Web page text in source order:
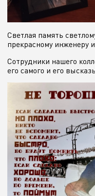
Светлая память
прекрасному инженеру
Сотрудники нашего
его самого и его